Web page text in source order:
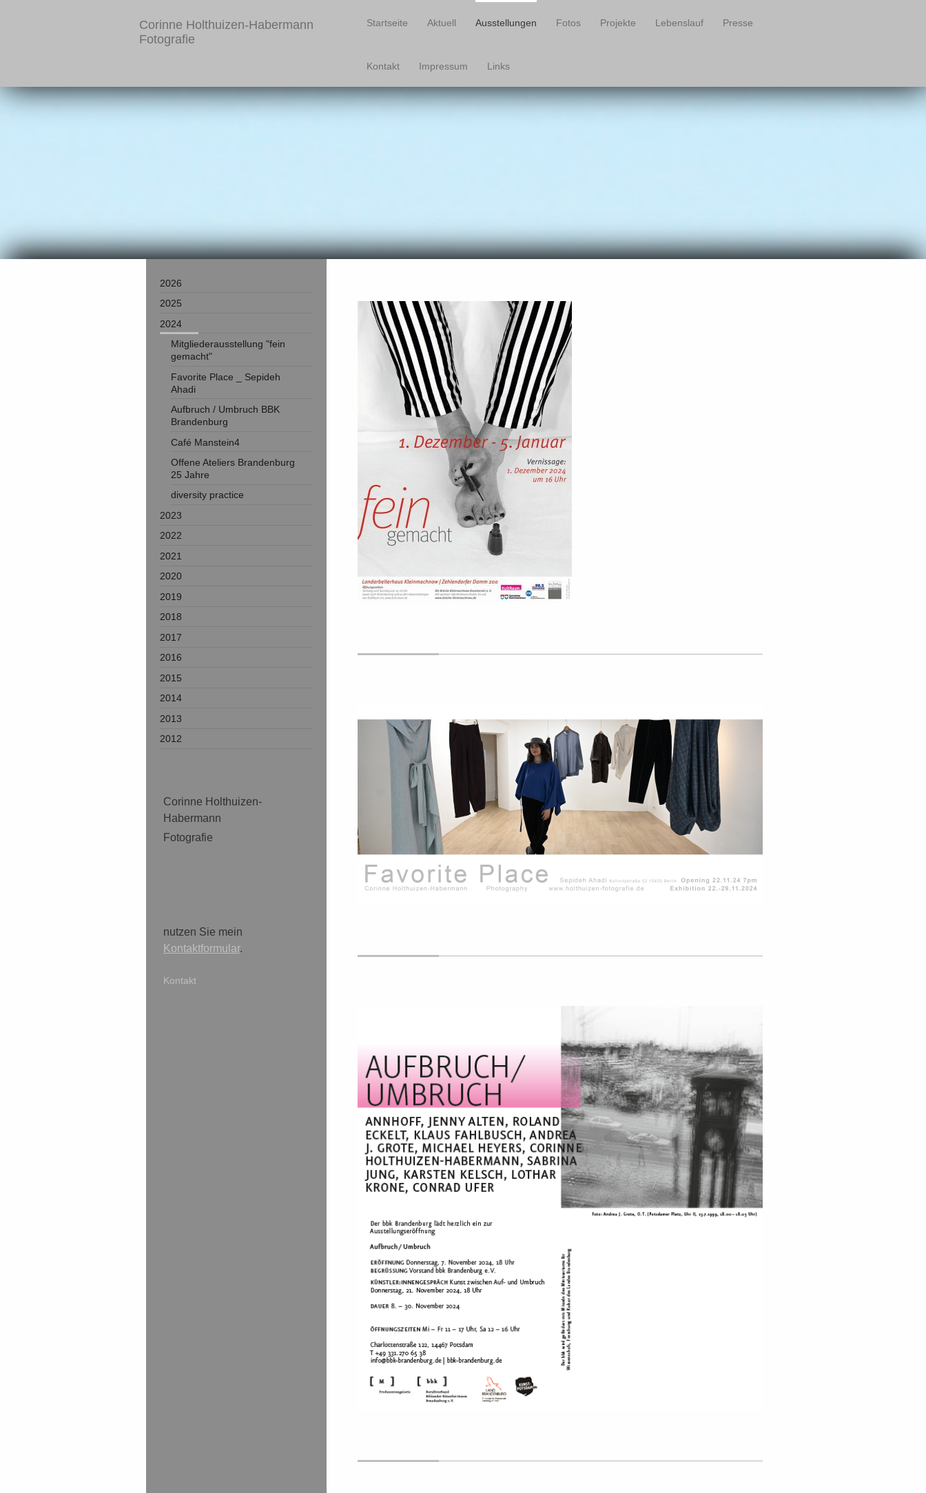
Corinne Holthuizen-Habermann
Fotografie
Startseite Aktuell Ausstellungen Fotos Projekte Lebenslauf Presse
Kontakt Impressum Links
2026
2025
2024
Mitgliederausstellung "fein
gemacht"
Favorite Place _ Sepideh
Ahadi
Aufbruch / Umbruch BBK
Brandenburg
Café Manstein4
Offene Ateliers Brandenburg
25 Jahre
diversity practice
2023
2022
2021
2020
2019
2018
2017
2016
2015
2014
2013
2012
Corinne Holthuizen-
Habermann
Fotografie
nutzen Sie mein
Kontaktformular.
Kontakt